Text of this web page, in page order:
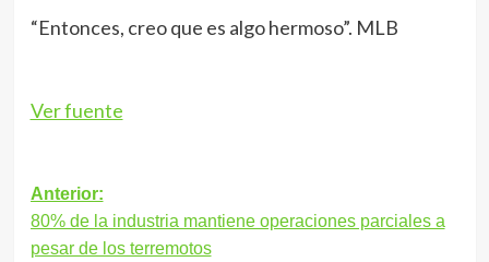
“Entonces, creo que es algo hermoso”. MLB
Ver fuente
Navegación
de
Anterior:
80% de la industria mantiene operaciones parciales a
pesar de los terremotos